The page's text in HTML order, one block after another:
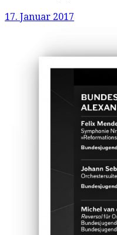
17. Januar 2017